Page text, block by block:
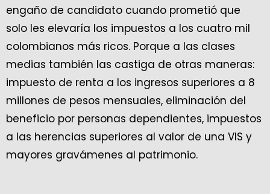
engaño de candidato cuando prometió que
solo les elevaría los impuestos a los cuatro mil
colombianos más ricos. Porque a las clases
medias también las castiga de otras maneras:
impuesto de renta a los ingresos superiores a 8
millones de pesos mensuales, eliminación del
beneficio por personas dependientes, impuestos
a las herencias superiores al valor de una VIS y
mayores gravámenes al patrimonio.